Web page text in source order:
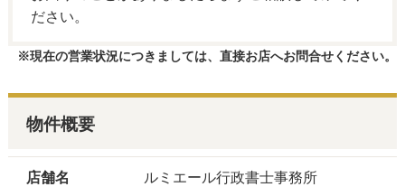
ださい。
※現在の営業状況につきましては、直接お店へお問合せください。
物件概要
店舗名 ルミエール行政書士事務所